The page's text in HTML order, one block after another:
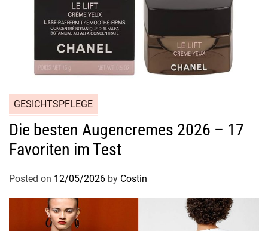
i
e
f
t
e
l
GESICHTSPFLEGE
Die besten Augencremes 2026 – 17
Favoriten im Test
Posted on 12/05/2026 by Costin